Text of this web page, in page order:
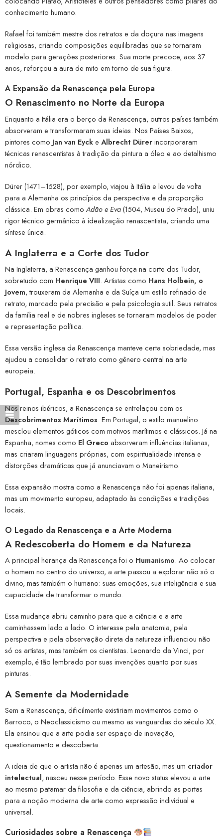
conhecimento humano.
Rafael foi também mestre dos retratos e da doçura nas imagens
religiosas, criando composições equilibradas que se tornaram
modelo para gerações posteriores. Sua morte precoce, aos 37
anos, reforçou a aura de mito em torno de sua figura.
A Expansão da Renascença pela Europa
O Renascimento no Norte da Europa
Enquanto a Itália era o berço da Renascença, outros países também
absorveram e transformaram suas ideias. Nos Países Baixos,
pintores como Jan van Eycke Albrecht Dürerincorporaram
técnicas renascentistas à tradição da pintura a óleo e ao detalhismo
nórdico.
Dürer (1471–1528), por exemplo, viajou à Itália e levou de volta
para a Alemanha os princípios da perspectiva e da proporção
clássica. Em obras como Adão e Eva(1504, Museu do Prado), uniu
rigor técnico germânico à idealização renascentista, criando uma
síntese única.
A Inglaterra e a Corte dos Tudor
Na Inglaterra, a Renascença ganhou força na corte dos Tudor,
sobretudo com Henrique VIII. Artistas como Hans Holbein, o
Jovem, trouxeram da Alemanha e da Suíça um estilo refinado de
retrato, marcado pela precisão e pela psicologia sutil. Seus retratos
da família real e de nobres ingleses se tornaram modelos de poder
e representação política.
Essa versão inglesa da Renascença manteve certa sobriedade, mas
ajudou a consolidar o retrato como gênero central na arte
europeia.
Portugal, Espanha e os Descobrimentos
Nos reinos ibéricos, a Renascença se entrelaçou com os
Descobrimentos Marítimos. Em Portugal, o estilo manuelino
mesclou elementos góticos com motivos marítimos e clássicos. Já na
Espanha, nomes como El Greco absorveram influências italianas,
mas criaram linguagens próprias, com espiritualidade intensa e
distorções dramáticas que já anunciavam o Maneirismo.
Essa expansão mostra como a Renascença não foi apenas italiana,
mas um movimento europeu, adaptado às condições e tradições
locais.
O Legado da Renascença e a Arte Moderna
A Redescoberta do Homem e da Natureza
A principal herança da Renascença foi o Humanismo. Ao colocar
o homem no centro do universo, a arte passou a explorar não só o
divino, mas também o humano: suas emoções, sua inteligência e sua
capacidade de transformar o mundo.
Essa mudança abriu caminho para que a ciência e a arte
caminhassem lado a lado. O interesse pela anatomia, pela
perspectiva e pela observação direta da natureza influenciou não
só os artistas, mas também os cientistas. Leonardo da Vinci, por
exemplo, é tão lembrado por suas invenções quanto por suas
pinturas.
A Semente da Modernidade
Sem a Renascença, dificilmente existiriam movimentos como o
Barroco, o Neoclassicismo ou mesmo as vanguardas do século XX.
Ela ensinou que a arte podia ser espaço de inovação,
questionamento e descoberta.
A ideia de que o artista não é apenas um artesão, mas um criador
intelectual, nasceu nesse período. Esse novo status elevou a arte
ao mesmo patamar da filosofia e da ciência, abrindo as portas
para a noção moderna de arte como expressão individual e
universal.
Curiosidades sobre a Renascença